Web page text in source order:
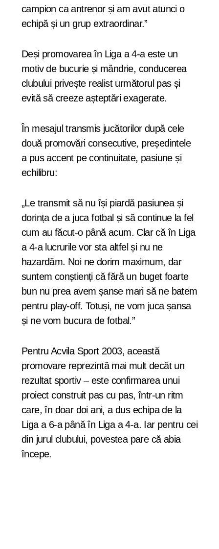
campion ca antrenor și am avut atunci o
echipă și un grup extraordinar.”
Deși promovarea în Liga a 4-a este un
motiv de bucurie și mândrie, conducerea
clubului privește realist următorul pas și
evită să creeze așteptări exagerate.
În mesajul transmis jucătorilor după cele
două promovări consecutive, președintele
a pus accent pe continuitate, pasiune și
echilibru:
„Le transmit să nu își piardă pasiunea și
dorința de a juca fotbal și să continue la fel
cum au făcut-o până acum. Clar că în Liga
a 4-a lucrurile vor sta altfel și nu ne
hazardăm. Noi ne dorim maximum, dar
suntem conștienți că fără un buget foarte
bun nu prea avem șanse mari să ne batem
pentru play-off. Totuși, ne vom juca șansa
și ne vom bucura de fotbal.”
Pentru Acvila Sport 2003, această
promovare reprezintă mai mult decât un
rezultat sportiv – este confirmarea unui
proiect construit pas cu pas, într-un ritm
care, în doar doi ani, a dus echipa de la
Liga a 6-a până în Liga a 4-a. Iar pentru cei
din jurul clubului, povestea pare că abia
începe.